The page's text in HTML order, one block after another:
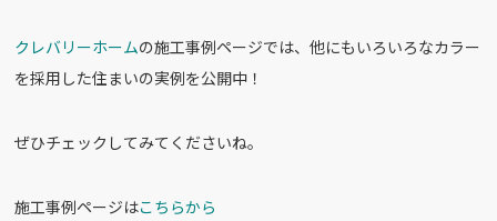
クレバリーホームの施工事例ページでは、他にもいろいろなカラー
を採用した住まいの実例を公開中！
ぜひチェックしてみてくださいね。
施工事例ページはこちらから